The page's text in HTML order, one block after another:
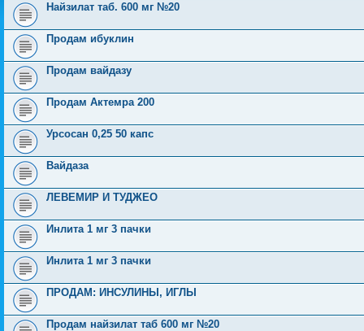
Найзилат таб. 600 мг №20
Продам ибуклин
Продам вайдазу
Продам Актемра 200
Урсосан 0,25 50 капс
Вайдаза
ЛЕВЕМИР И ТУДЖЕО
Инлита 1 мг 3 пачки
Инлита 1 мг 3 пачки
ПРОДАМ: ИНСУЛИНЫ, ИГЛЫ
Продам найзилат таб 600 мг №20